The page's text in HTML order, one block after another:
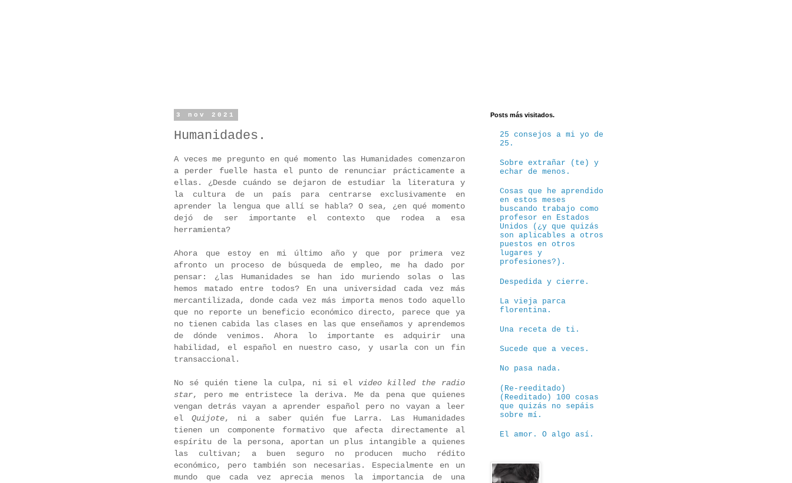
3 nov 2021
Humanidades.
A veces me pregunto en qué momento las Humanidades comenzaron
a perder fuelle hasta el punto de renunciar prácticamente a
ellas. ¿Desde cuándo se dejaron de estudiar la literatura y
la cultura de un país para centrarse exclusivamente en
aprender la lengua que allí se habla? O sea, ¿en qué momento
dejó de ser importante el contexto que rodea a esa
herramienta?
Ahora que estoy en mi último año y que por primera vez
afronto un proceso de búsqueda de empleo, me ha dado por
pensar: ¿las Humanidades se han ido muriendo solas o las
hemos matado entre todos? En una universidad cada vez más
mercantilizada, donde cada vez más importa menos todo aquello
que no reporte un beneficio económico directo, parece que ya
no tienen cabida las clases en las que enseñamos y aprendemos
de dónde venimos. Ahora lo importante es adquirir una
habilidad, el español en nuestro caso, y usarla con un fin
transaccional.
No sé quién tiene la culpa, ni si el video killed the radio
star, pero me entristece la deriva. Me da pena que quienes
vengan detrás vayan a aprender español pero no vayan a leer
el Quijote, ni a saber quién fue Larra. Las Humanidades
tienen un componente formativo que afecta directamente al
espíritu de la persona, aportan un plus intangible a quienes
las cultivan; a buen seguro no producen mucho rédito
económico, pero también son necesarias. Especialmente en un
mundo que cada vez aprecia menos la importancia de una
Posts más visitados.
25 consejos a mi yo de
25.
Sobre extrañar (te) y
echar de menos.
Cosas que he aprendido
en estos meses
buscando trabajo como
profesor en Estados
Unidos (¿y que quizás
son aplicables a otros
puestos en otros
lugares y
profesiones?).
Despedida y cierre.
La vieja parca
florentina.
Una receta de ti.
Sucede que a veces.
No pasa nada.
(Re-reeditado)
(Reeditado) 100 cosas
que quizás no sepáis
sobre mí.
El amor. O algo así.